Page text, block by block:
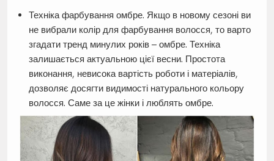
Техніка фарбування омбре. Якщо в новому сезоні ви
не вибрали колір для фарбування волосся, то варто
згадати тренд минулих років – омбре. Техніка
залишається актуальною цієї весни. Простота
виконання, невисока вартість роботи і матеріалів,
дозволяє досягти видимості натурального кольору
волосся. Саме за це жінки і люблять омбре.